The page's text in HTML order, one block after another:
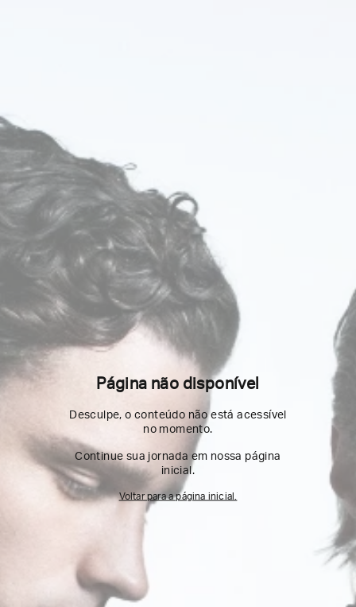
Página não disponível
Desculpe, o conteúdo não está acessível
no momento.
Continue sua jornada em nossa página
inicial.
Voltar para a página inicial.